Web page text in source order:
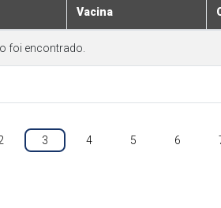
Vacina
foi encontrado.
3 4 5 6